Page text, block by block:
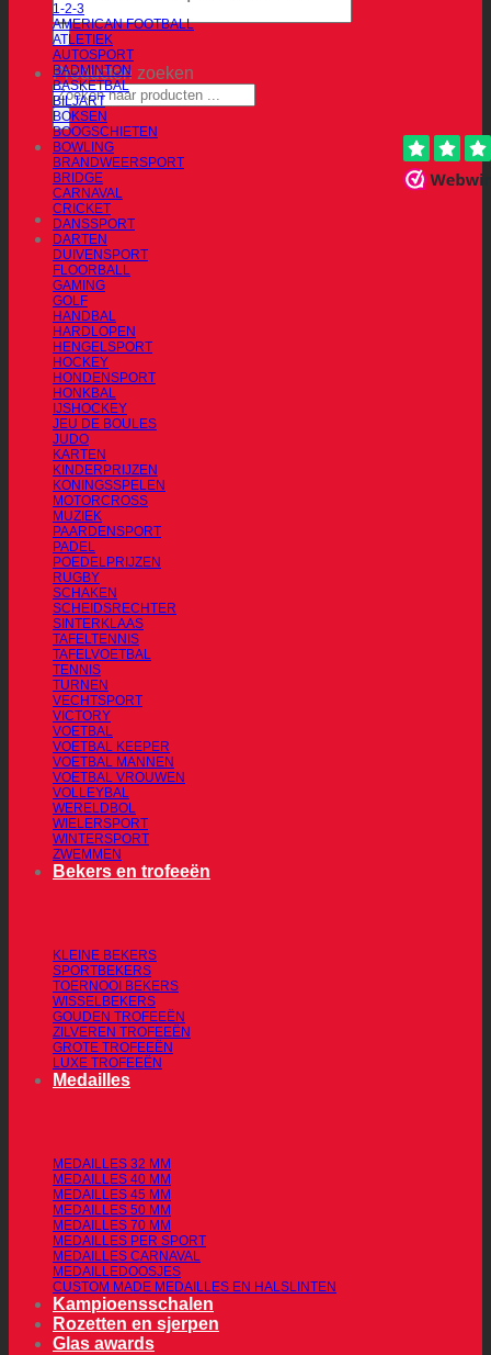
Producten zoeken
1-2-3
AMERICAN FOOTBALL
ATLETIEK
AUTOSPORT
BADMINTON
BASKETBAL
BILJART
BOKSEN
BOOGSCHIETEN
BOWLING
BRANDWEERSPORT
BRIDGE
CARNAVAL
CRICKET
DANSSPORT
DARTEN
DUIVENSPORT
FLOORBALL
GAMING
GOLF
HANDBAL
HARDLOPEN
HENGELSPORT
HOCKEY
HONDENSPORT
HONKBAL
IJSHOCKEY
JEU DE BOULES
JUDO
KARTEN
KINDERPRIJZEN
KONINGSSPELEN
MOTORCROSS
MUZIEK
PAARDENSPORT
PADEL
POEDELPRIJZEN
RUGBY
SCHAKEN
SCHEIDSRECHTER
SINTERKLAAS
TAFELTENNIS
TAFELVOETBAL
TENNIS
TURNEN
VECHTSPORT
VICTORY
VOETBAL
VOETBAL KEEPER
VOETBAL MANNEN
VOETBAL VROUWEN
VOLLEYBAL
WERELDBOL
WIELERSPORT
WINTERSPORT
ZWEMMEN
Bekers en trofeeën
KLEINE BEKERS
SPORTBEKERS
TOERNOOI BEKERS
WISSELBEKERS
GOUDEN TROFEEËN
ZILVEREN TROFEEËN
GROTE TROFEEËN
LUXE TROFEEËN
Medailles
MEDAILLES 32 MM
MEDAILLES 40 MM
MEDAILLES 45 MM
MEDAILLES 50 MM
MEDAILLES 70 MM
MEDAILLES PER SPORT
MEDAILLES CARNAVAL
MEDAILLEDOOSJES
CUSTOM MADE MEDAILLES EN HALSLINTEN
Kampioensschalen
Rozetten en sjerpen
Glas awards